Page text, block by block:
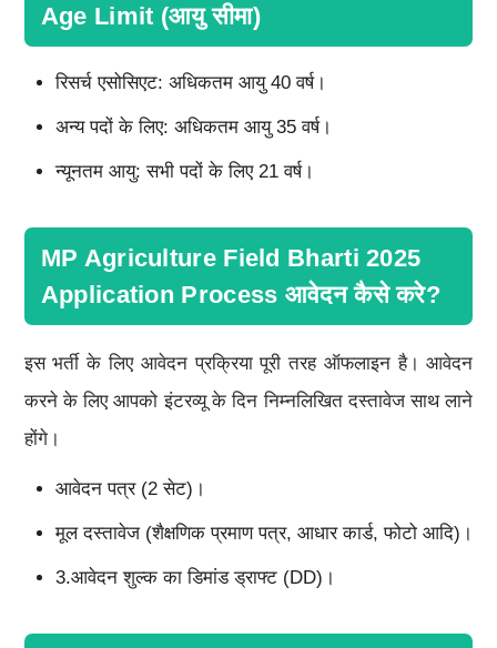
Age Limit (आयु सीमा)
रिसर्च एसोसिएट: अधिकतम आयु 40 वर्ष।
अन्य पदों के लिए: अधिकतम आयु 35 वर्ष।
न्यूनतम आयु: सभी पदों के लिए 21 वर्ष।
MP Agriculture Field Bharti 2025
Application Process आवेदन कैसे करे?
इस भर्ती के लिए आवेदन प्रक्रिया पूरी तरह ऑफलाइन है। आवेदन
करने के लिए आपको इंटरव्यू के दिन निम्नलिखित दस्तावेज साथ लाने
होंगे।
आवेदन पत्र (2 सेट)।
मूल दस्तावेज (शैक्षणिक प्रमाण पत्र, आधार कार्ड, फोटो आदि)।
3.आवेदन शुल्क का डिमांड ड्राफ्ट (DD)।